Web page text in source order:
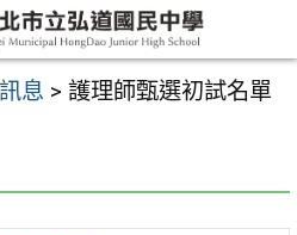
息 > 護理師甄選初試名單